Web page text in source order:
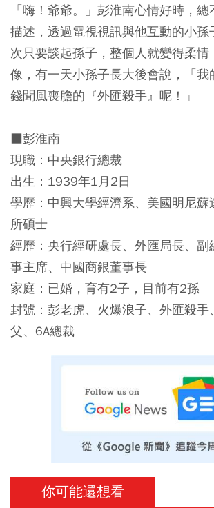
「嗨！爺爺。」彭淮南心情好時，
描述，透過電視視訊與他互動的小孫
次只要談起孫子，整個人就變得柔情
像，有一天小孫子長大後會說，「我
錢聞風喪膽的『外匯殺手』呢！」
■彭淮南
現職：中央銀行總裁
出生：1939年1月2日
學歷：中興大學經濟系、美國明尼蘇
所碩士
經歷：央行經研處長、外匯局長、副
事主席、中國商銀董事長
家庭：已婚，育有2子，目前有2孫
封號：彭老虎、火爆浪子、外匯殺手
父、6A總裁
你可能還想看